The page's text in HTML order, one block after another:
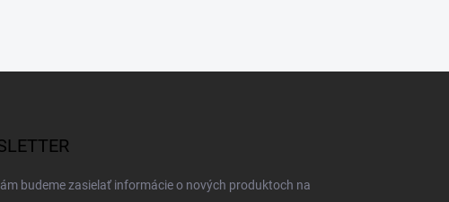
budeme zasielať informácie o nových produktoch na